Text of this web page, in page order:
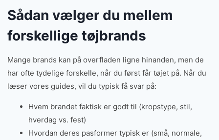
Sådan vælger du mellem
forskellige tøjbrands
Mange brands kan på overfladen ligne hinanden, men de
har ofte tydelige forskelle, når du først får tøjet på. Når du
læser vores guides, vil du typisk få svar på:
Hvem brandet faktisk er godt til (kropstype, stil,
hverdag vs. fest)
Hvordan deres pasformer typisk er (små, normale,